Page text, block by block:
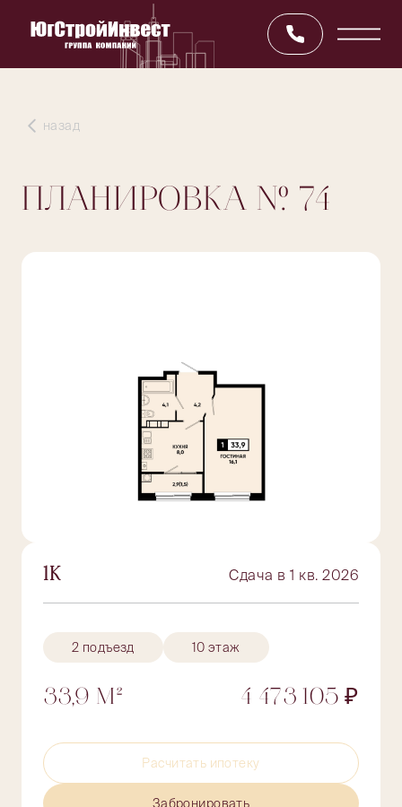
назад
ПЛАНИРОВКА № 74
1К Сдача в 1 кв. 2026
2 подъезд 10 этаж
33,9 М² 4 473 105 ₽
Расчитать ипотеку
Забронировать